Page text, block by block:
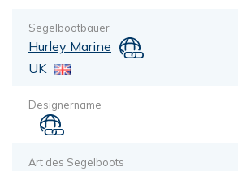
Segelbootbauer
Hurley Marine
UK
Designername
Art des Segelboots